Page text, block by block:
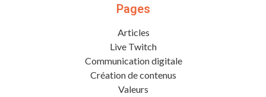
Pages
Articles
Live Twitch
Communication digitale
Création de contenus
Valeurs